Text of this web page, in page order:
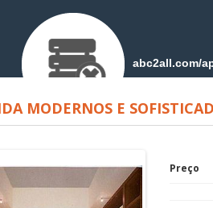
MODERNOS E
Preço